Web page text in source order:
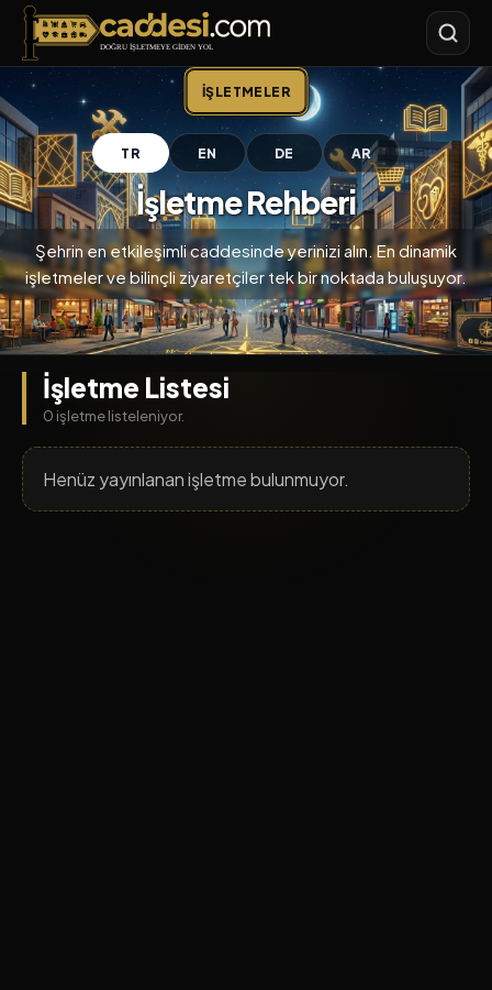
Caddesi.com
İŞLETMELER
TR EN DE AR
İşletme Rehberi
Şehrin en etkileşimli caddesinde yerinizi alın. En dinamik
işletmeler ve bilinçli ziyaretçiler tek bir noktada buluşuyor.
İşletme Listesi
0 işletme listeleniyor.
Henüz yayınlanan işletme bulunmuyor.